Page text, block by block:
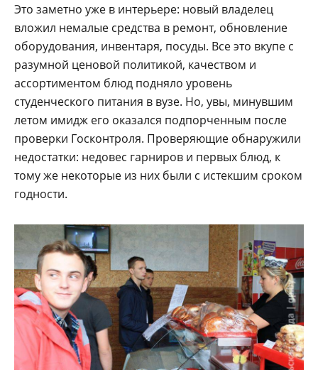
Это заметно уже в интерьере: новый владелец
вложил немалые средства в ремонт, обновление
оборудования, инвентаря, посуды. Все это вкупе с
разумной ценовой политикой, качеством и
ассортиментом блюд подняло уровень
студенческого питания в вузе. Но, увы, минувшим
летом имидж его оказался подпорченным после
проверки Госконтроля. Проверяющие обнаружили
недостатки: недовес гарниров и первых блюд, к
тому же некоторые из них были с истекшим сроком
годности.